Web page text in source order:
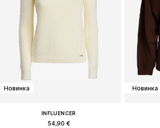
Новинка
INFLUENCER
54,90 €
Новинка